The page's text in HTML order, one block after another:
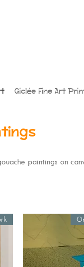
Giclée Fine Art
paintings on